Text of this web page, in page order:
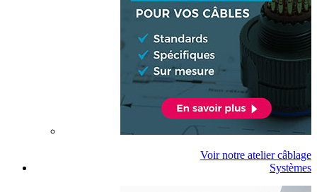
Voir notre atelier câblage
Systèmes